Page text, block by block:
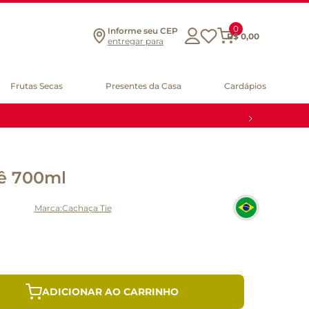
Informe seu CEP
entregar para
0
R$ 0,00
Frutas Secas Presentes da Casa Cardápios
700ml
Cachaça Tie
ADICIONAR AO CARRINHO